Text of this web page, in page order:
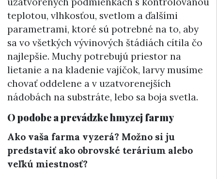
teplotou, vlhkosťou, svetlom a ďalšími
parametrami, ktoré sú potrebné na to, aby
sa vo všetkých vývinových štádiách cítila čo
najlepšie. Muchy potrebujú priestor na
lietanie a na kladenie vajíčok, larvy musíme
chovať oddelene a v uzatvorenejších
nádobách na substráte, lebo sa boja svetla.
O podobe a prevádzke hmyzej farmy
Ako vaša farma vyzerá? Možno si ju
predstaviť ako obrovské terárium alebo
veľkú miestnosť?